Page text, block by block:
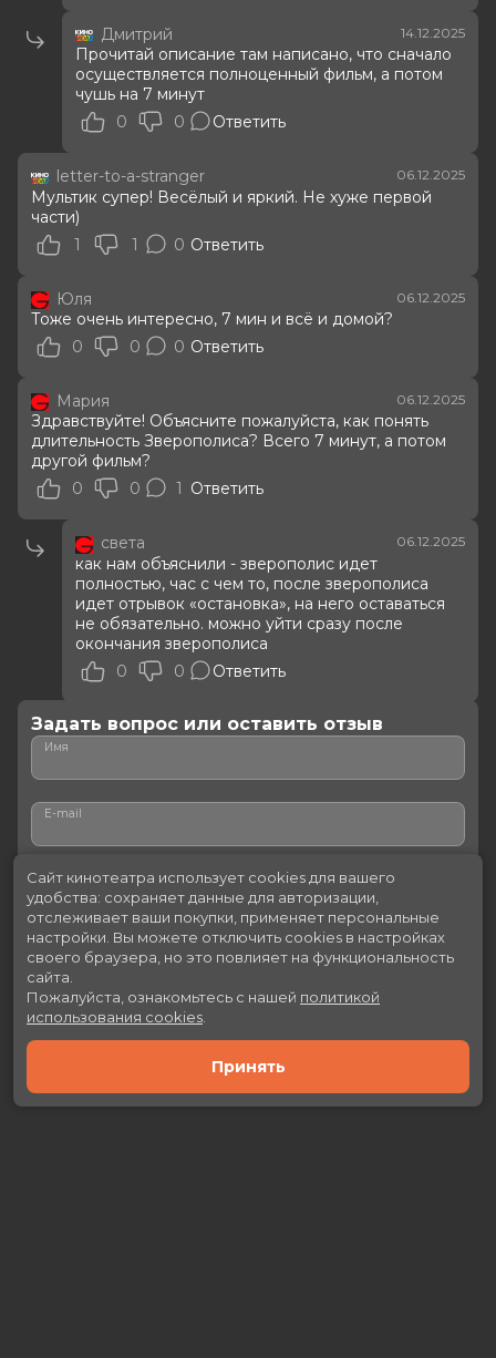
Дмитрий 14.12.2025
Прочитай описание там написано, что сначало
осуществляется полноценный фильм, а потом
чушь на 7 минут
0
0 Ответить
letter-to-a-stranger 06.12.2025
Мультик супер! Весёлый и яркий. Не хуже первой
части)
1
1 0 Ответить
Юля 06.12.2025
Тоже очень интересно, 7 мин и всё и домой?
0
0 0 Ответить
Мария 06.12.2025
Здравствуйте! Объясните пожалуйста, как понять
длительность Зверополиса? Всего 7 минут, а потом
другой фильм?
0
0 1 Ответить
света 06.12.2025
как нам объяснили - зверополис идет
полностью, час с чем то, после зверополиса
идет отрывок «остановка», на него оставаться
не обязательно. можно уйти сразу после
окончания зверополиса
0
0 Ответить
Задать вопрос или оставить отзыв
Имя
E-mail
Сообщение
Сайт кинотеатра использует cookies для вашего
удобства: сохраняет данные для авторизации,
отслеживает ваши покупки, применяет персональные
настройки. Вы можете отключить cookies в настройках
своего браузера, но это повлияет на функциональность
сайта.
Пожалуйста, ознакомьтесь с нашей политикой
использования cookies
Принять